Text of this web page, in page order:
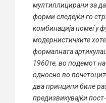
мултиплицирани за
форми следејќи го
комбинација помеѓу
модернистичките
формалната
1960те, во подемот на
односно во
два принципи биле
предизвикувајќи